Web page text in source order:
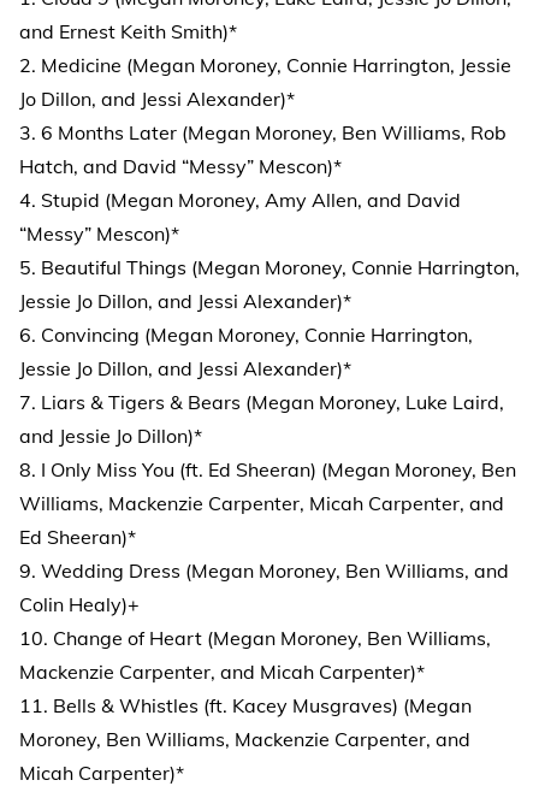
and Ernest Keith Smith)*
2. Medicine (Megan Moroney, Connie Harrington, Jessie
Jo Dillon, and Jessi Alexander)*
3. 6 Months Later (Megan Moroney, Ben Williams, Rob
Hatch, and David “Messy” Mescon)*
4. Stupid (Megan Moroney, Amy Allen, and David
“Messy” Mescon)*
5. Beautiful Things (Megan Moroney, Connie Harrington,
Jessie Jo Dillon, and Jessi Alexander)*
6. Convincing (Megan Moroney, Connie Harrington,
Jessie Jo Dillon, and Jessi Alexander)*
7. Liars & Tigers & Bears (Megan Moroney, Luke Laird,
and Jessie Jo Dillon)*
8. I Only Miss You (ft. Ed Sheeran) (Megan Moroney, Ben
Williams, Mackenzie Carpenter, Micah Carpenter, and
Ed Sheeran)*
9. Wedding Dress (Megan Moroney, Ben Williams, and
Colin Healy)+
10. Change of Heart (Megan Moroney, Ben Williams,
Mackenzie Carpenter, and Micah Carpenter)*
11. Bells & Whistles (ft. Kacey Musgraves) (Megan
Moroney, Ben Williams, Mackenzie Carpenter, and
Micah Carpenter)*